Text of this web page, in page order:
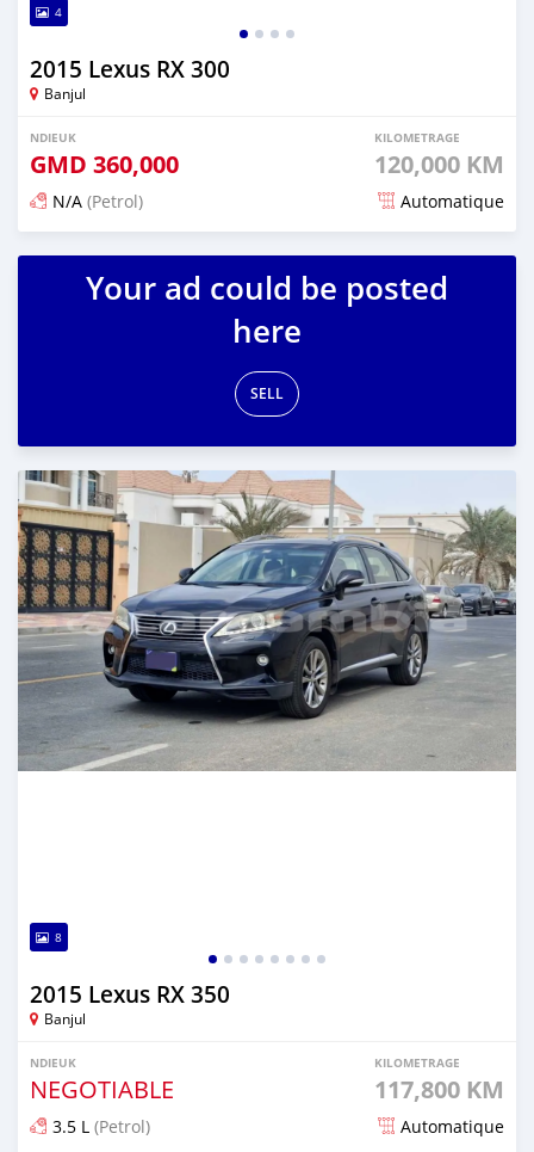
4
2015 Lexus RX 300
Banjul
NDIEUK
GMD 360,000
KILOMETRAGE
120,000 KM
N/A (Petrol) Automatique
Dougal na niou ko depuis 6 months
Your ad could be posted
here
SELL
8
2015 Lexus RX 350
Banjul
NDIEUK
NEGOTIABLE
KILOMETRAGE
117,800 KM
3.5 L (Petrol) Automatique